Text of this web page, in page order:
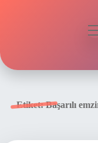
Etiket:Başarılı